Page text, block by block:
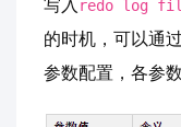
redo log
的时机，可以通过
参数配置，各参